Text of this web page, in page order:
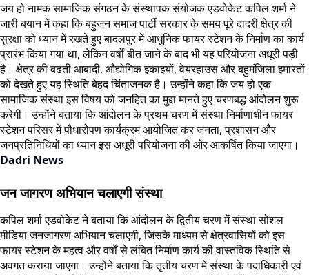
जय हो नामक सामाजिक संगठन के संस्थापक संयोजक एडवोकेट कपिल शर्मा ने
जारी बयान में कहा कि बहुजन समाज पार्टी सरकार के समय पूरे दादरी क्षेत्र की
सुरक्षा को ध्यान में रखते हुए बादलपुर में आधुनिक फायर स्टेशन के निर्माण का कार्य
प्रारंभ किया गया था, लेकिन वर्षों बीत जाने के बाद भी यह परियोजना अधूरी पड़ी
है। क्षेत्र की बढ़ती आबादी, औद्योगिक इकाइयों, वेयरहाउस और बहुमंजिला इमारतों
को देखते हुए यह स्थिति बेहद चिंताजनक है। उन्होंने कहा कि जय हो एक
सामाजिक संस्था इस विषय को जनहित का मुद्दा मानते हुए चरणबद्ध आंदोलन शुरू
करेगी। उन्होंने बताया कि आंदोलन के प्रथम चरण में संस्था निर्माणाधीन फायर
स्टेशन परिसर में पौधारोपण कार्यक्रम आयोजित कर जनता, प्रशासन और
जनप्रतिनिधियों का ध्यान इस अधूरी परियोजना की ओर आकर्षित किया जाएगा।
Dadri News
जन जागरण अभियान चलाएगी संस्था
कपिल शर्मा एडवोकेट ने बताया कि आंदोलन के द्वितीय चरण में संस्था सोशल
मीडिया जनजागरण अभियान चलाएगी, जिसके माध्यम से क्षेत्रवासियों को इस
फायर स्टेशन के महत्व और वर्षों से लंबित निर्माण कार्य की वास्तविक स्थिति से
अवगत कराया जाएगा। उन्होंने बताया कि तृतीय चरण में संस्था के पदाधिकारी एवं